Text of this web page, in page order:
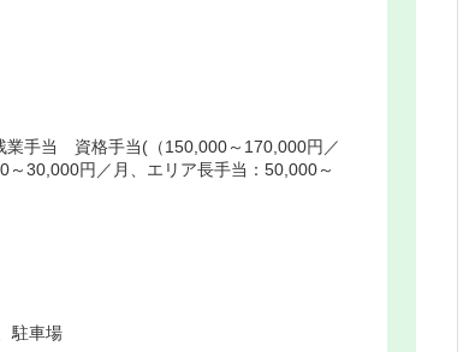
手当 資格手当(（150,000～170,000円／
30,000円／月、エリア長手当：50,000～
駐車場